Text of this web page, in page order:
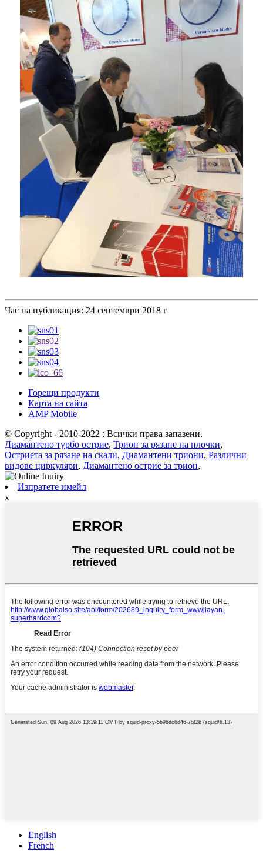
Час на публикация: 24 септември 2018 г
Горещи продукти
Карта на сайта
AMP Mobile
© Copyright - 2010-2022 : Всички права запазени.
Диамантено турбо острие, Трион за рязане на плочки,
Остриета за рязане на скали, Диамантени триони, Различни
видове циркуляри, Диамантено острие за трион,
Изпратете имейл
x
English
French